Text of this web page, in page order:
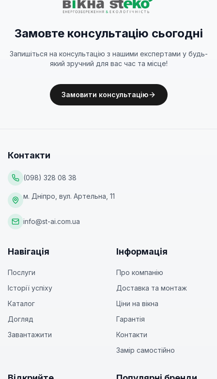
Замовте консультацію сьогодні
Запишіться на консультацію з нашими експертами у будь-
який зручний для вас час та місце!
Замовити консультацію
Контакти
(098) 328 08 38
м. Дніпро, вул. Артельна, 11
info@st-ai.com.ua
Навігація
Послуги
Історії успіху
Каталог
Догляд
Завантажити
Інформація
Про компанію
Доставка та монтаж
Ціни на вікна
Гарантія
Контакти
Замір самостійно